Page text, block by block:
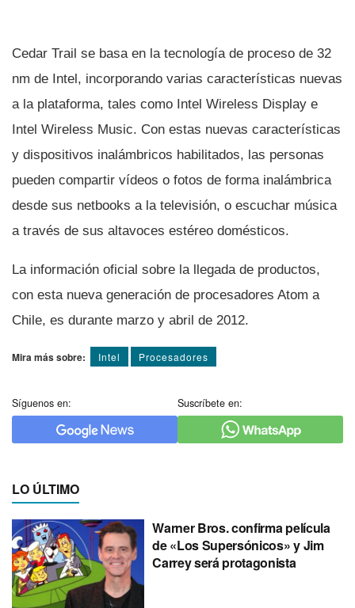
Cedar Trail se basa en la tecnologí­a de proceso de 32
nm de Intel, incorporando varias caracterí­sticas nuevas
a la plataforma, tales como Intel Wireless Display e
Intel Wireless Music. Con estas nuevas caracterí­sticas
y dispositivos inalámbricos habilitados, las personas
pueden compartir ví­deos o fotos de forma inalámbrica
desde sus netbooks a la televisión, o escuchar música
a través de sus altavoces estéreo domésticos.
La información oficial sobre la llegada de productos,
con esta nueva generación de procesadores Atom a
Chile, es durante marzo y abril de 2012.
Mira más sobre: Intel Procesadores
Síguenos en: Suscríbete en:
LO ÚLTIMO
Warner Bros. confirma película
de «Los Supersónicos» y Jim
Carrey será protagonista